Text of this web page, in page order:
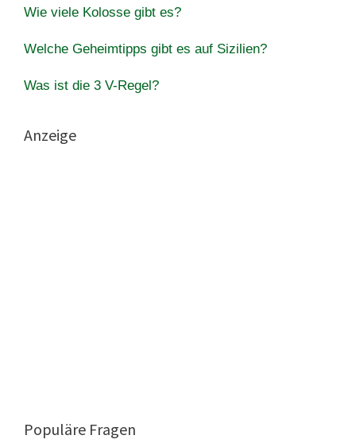
Wie viele Kolosse gibt es?
Welche Geheimtipps gibt es auf Sizilien?
Was ist die 3 V-Regel?
Anzeige
Populäre Fragen